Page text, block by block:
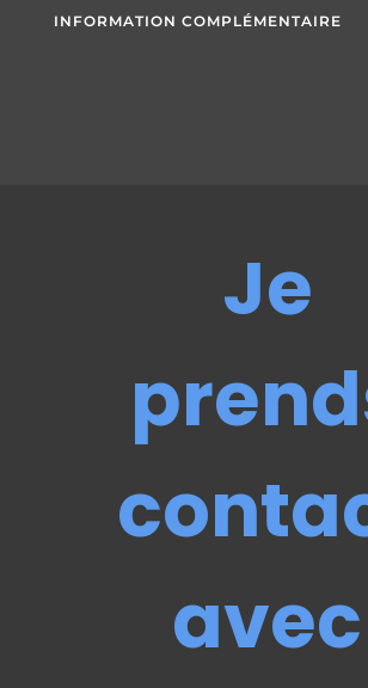
INFORMATION COMPLÉMENTAIRE
Je
avec